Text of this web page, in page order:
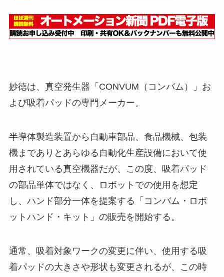
妙徳は、真空発生器「CONVUM（コンバム）」お
よび吸着パッドの専門メーカー。
半導体製造装置から自動車部品、食品機械、包装
機までありとあらゆる自動化生産設備において使
用されている真空機器だが、この度、吸着パッド
の部品単体ではなく、ロボットでの使用を想定
し、ハンド部分一体を提案する「コンバム・ロボ
ットハンド・キット」の販売を開始する。
通常、吸着対象ワークの変更に伴い、使用する吸
着パッドの大きさや形状も変更されるが、この時